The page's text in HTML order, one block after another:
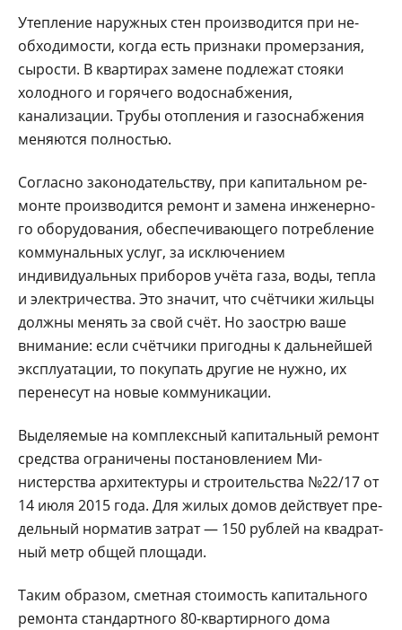
Утепление наружных стен производится при не­
обходимости, когда есть признаки промерзания,
сы­рости. В квартирах замене подлежат стояки
холодно­го и горячего водоснабже­ния,
канализации. Трубы отопления и газоснабже­ния
меняются полностью.
Согласно законодатель­ству, при капитальном ре­
монте производится ре­монт и замена инженерно­
го оборудования, обеспечи­вающего потребление
ком­мунальных услуг, за исклю­чением
индивидуальных приборов учёта газа, во­ды, тепла
и электричества. Это значит, что счётчики жильцы
должны менять за свой счёт. Но заострю ва­ше
внимание: если счёт­чики пригодны к дальней­шей
эксплуатации, то по­купать другие не нужно, их
перенесут на новые комму­никации.
Выделяемые на ком­плексный капитальный ре­монт
средства ограниче­ны постановлением Ми­
нистерства архитектуры и строительства №22/17 от
14 июля 2015 года. Для жи­лых домов действует пре­
дельный норматив затрат — 150 рублей на квадрат­
ный метр общей площади.
Таким образом, смет­ная стоимость капиталь­ного
ремонта стандартно­го 80-квартирного дома